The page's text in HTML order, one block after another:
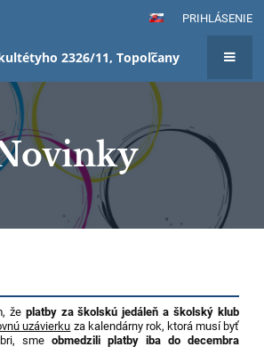
PRIHLÁSENIE
2326/11, Topoľčany
že platby za školskú jedáleň a školský klub
uzávierku za kalendárny rok, ktorá musí byť
sme obmedzili platby iba do decembra